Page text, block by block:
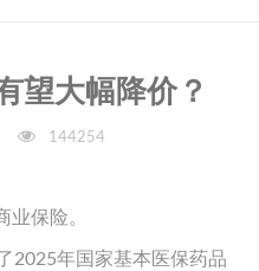
望大幅降价？
144254
业保险。
2025年国家基本医保药品